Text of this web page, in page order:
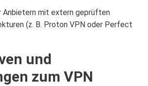
Anbietern mit extern geprüften
(z. B. Proton VPN oder Perfect
und
zum VPN